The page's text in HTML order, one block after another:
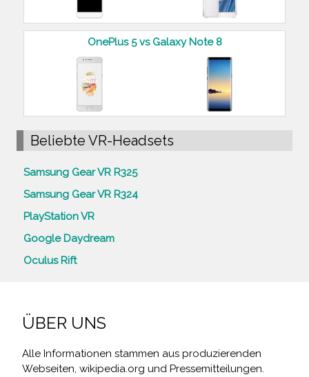
OnePlus 5 vs Galaxy Note 8
Beliebte VR-Headsets
Samsung Gear VR R325
Samsung Gear VR R324
PlayStation VR
Google Daydream
Oculus Rift
ÜBER UNS
Alle Informationen stammen aus produzierenden
Webseiten, wikipedia.org und Pressemitteilungen.